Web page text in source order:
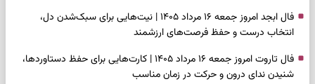
فال ابجد امروز جمعه ۱۶ مرداد ۱۴۰۵ | نیت‌هایی برای سبک‌شدن دل،
انتخاب درست و حفظ فرصت‌های ارزشمند
فال تاروت امروز جمعه ۱۶ مرداد ۱۴۰۵ | کارت‌هایی برای حفظ دستاوردها،
شنیدن ندای درون و حرکت در زمان مناسب